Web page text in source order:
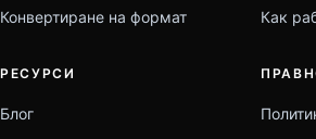
Конвертиране на формат Как
РЕСУРСИ
Блог